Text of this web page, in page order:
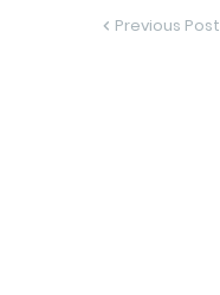
Previous Post